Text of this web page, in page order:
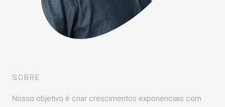
SOBRE
Nosso objetivo é criar crescimentos exponenciais com